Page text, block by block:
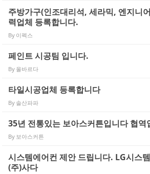
주방가구(인조대리석, 세라믹, 엔지니
력업체 등록합니다.
By 이펙스
페인트 시공팀 입니다.
By 올바르다
타일시공업체 등록합니다
By 솔산파파
35년 전통있는 보아스커튼입니다 협
By 보아스커튼
시스템에어컨 제안 드립니다. LG시스
(주)사다